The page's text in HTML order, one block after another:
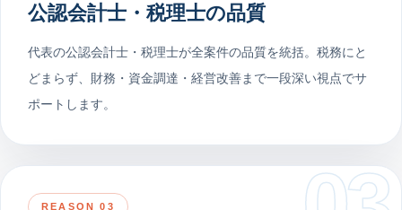
公認会計士・税理士の品質
代表の公認会計士・税理士が全案件の品質を統括。税務にと
どまらず、財務・資金調達・経営改善まで一段深い視点でサ
ポートします。
REASON 03